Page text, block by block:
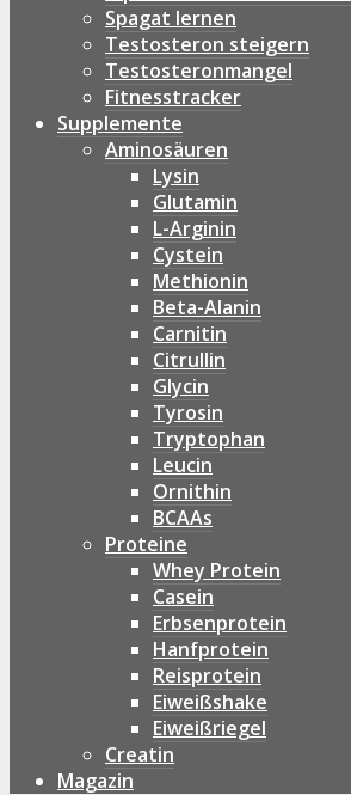
Spagat lernen
Testosteron steigern
Testosteronmangel
Fitnesstracker
Supplemente
Aminosäuren
Lysin
Glutamin
L-Arginin
Cystein
Methionin
Beta-Alanin
Carnitin
Citrullin
Glycin
Tyrosin
Tryptophan
Leucin
Ornithin
BCAAs
Proteine
Whey Protein
Casein
Erbsenprotein
Hanfprotein
Reisprotein
Eiweißshake
Eiweißriegel
Creatin
Magazin